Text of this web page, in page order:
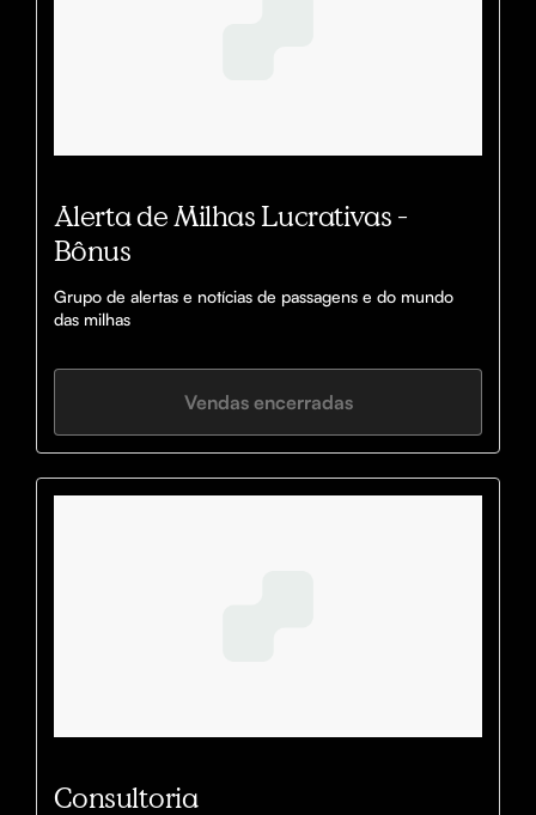
Alerta de Milhas Lucrativas -
Bônus
Grupo de alertas e notícias de passagens e do mundo
das milhas
Vendas encerradas
Consultoria